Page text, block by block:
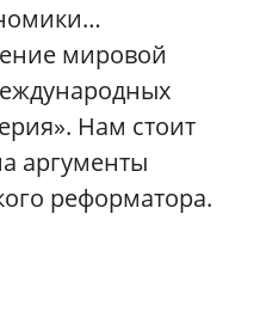
мировой
Нам стоит
аргументы
реформатора.